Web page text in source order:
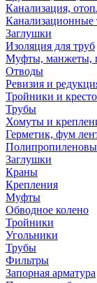
Канализация,
Заглушки
Изоляция для труб
Муфты, манжеты,
Отводы
Ревизия и
Тройники и
Трубы
Хомуты и
Герметик, фум
Заглушки
Краны
Крепления
Муфты
Обводное колено
Тройники
Угольники
Трубы
Фильтры
Запорная арматура